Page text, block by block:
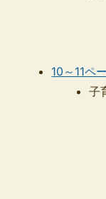
10～11ペ
子